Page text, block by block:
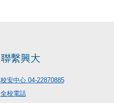
聯繫興大
校安中心 04-22870885
全校電話